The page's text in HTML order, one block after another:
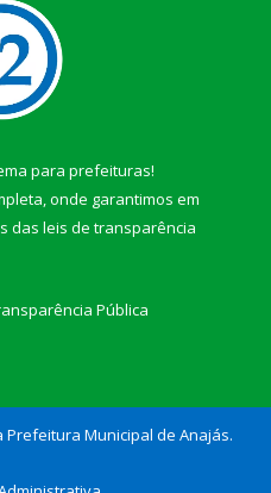
para prefeituras!
onde garantimos em
das leis de transparência
Pública
Municipal de Anajás.